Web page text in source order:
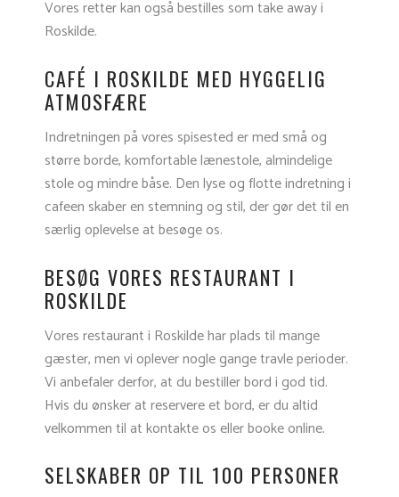
Vores retter kan også bestilles som take away i
Roskilde.
CAFÉ I ROSKILDE MED HYGGELIG
ATMOSFÆRE
Indretningen på vores spisested er med små og
større borde, komfortable lænestole, almindelige
stole og mindre båse. Den lyse og flotte indretning i
cafeen skaber en stemning og stil, der gør det til en
særlig oplevelse at besøge os.
BESØG VORES RESTAURANT I
ROSKILDE
Vores restaurant i Roskilde har plads til mange
gæster, men vi oplever nogle gange travle perioder.
Vi anbefaler derfor, at du bestiller bord i god tid.
Hvis du ønsker at reservere et bord, er du altid
velkommen til at kontakte os eller booke online.
SELSKABER OP TIL 100 PERSONER